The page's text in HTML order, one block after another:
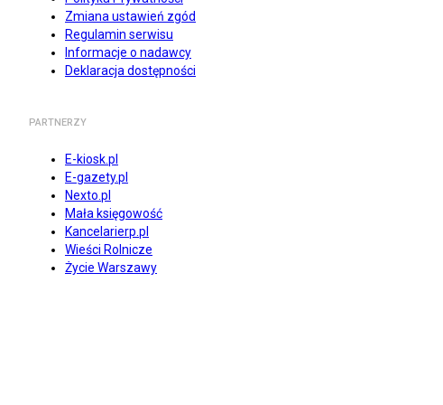
Zmiana ustawień zgód
Regulamin serwisu
Informacje o nadawcy
Deklaracja dostępności
PARTNERZY
E-kiosk.pl
E-gazety.pl
Nexto.pl
Mała księgowość
Kancelarierp.pl
Wieści Rolnicze
Życie Warszawy